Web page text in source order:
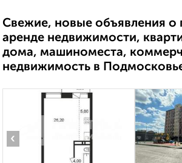
Свежие, новые объявления о
аренде недвижимости,
дома, машиноместа,
недвижимость в
‹